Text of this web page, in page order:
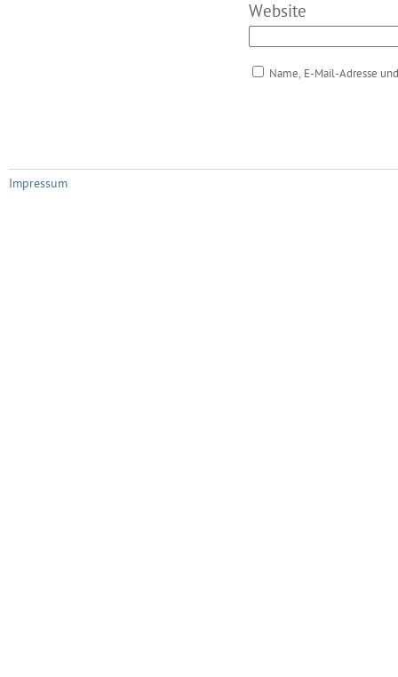
Website
Name, E-Mail-Adresse
Impressum